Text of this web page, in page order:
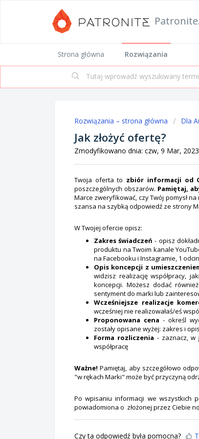
Strona główna Rozwiązania
Rozwiązania – strona główna Dla
Jak złożyć ofertę?
Zmodyfikowano dnia: czw, 9 Mar,
Twoja oferta to zbiór informacji od
poszczególnych obszarów. Pamiętaj,
Marce zweryfikować, czy Twój pomysł
szansa na szybką odpowiedź ze strony
W Twojej ofercie opisz:
Zakres świadczeń - opisz
produktu na Twoim kanale
na Facebooku i Instagramie, 1
Opis koncepcji z
widzisz realizację współpracy,
koncepcji. Możesz dodać
sentyment do marki lub
Wcześniejsze realizacje
wcześniej nie realizowałaś/eś
Proponowana cena - określ
zostały opisane wyżej: zakres i
Forma rozliczenia - zaznacz, w
współpracę
Ważne!Pamiętaj, aby szczegółowo
"w rękach Marki" może być przyczyną
Po wpisaniu informacji we wszystkich
powiadomiona o złożonej przez Ciebie
Czy ta odpowiedź była pomocna?